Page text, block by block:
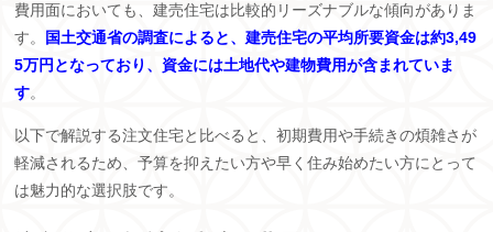
費用面においても、建売住宅は比較的リーズナブルな傾向がありま
す。 国土交通省の調査によると、建売住宅の平均所要資金は約3,49
5万円となっており、資金には土地代や建物費用が含まれていま
す。
以下で解説する注文住宅と比べると、初期費用や手続きの煩雑さが
軽減されるため、予算を抑えたい方や早く住み始めたい方にとって
は魅力的な選択肢です。